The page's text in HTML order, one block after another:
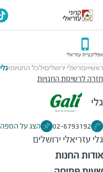
אפליקציית עזריאלי
ראשי>עזריאלי ירושלים>לכל החנויות>גלי
חזרה לרשימת החנויות
גלי
02-6793192 הצג על המפה
גלי עזריאלי ירושלים
אודות החנות